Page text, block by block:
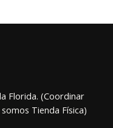
Florida. (Coordinar
Tienda Física)